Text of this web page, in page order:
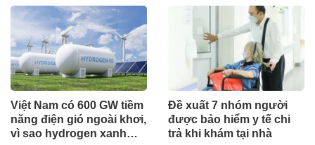
Việt Nam có 600 GW tiềm
năng điện gió ngoài khơi,
vì sao hydrogen xanh
Đề xuất 7 nhóm người
được bảo hiểm y tế chi
trả khi khám tại nhà